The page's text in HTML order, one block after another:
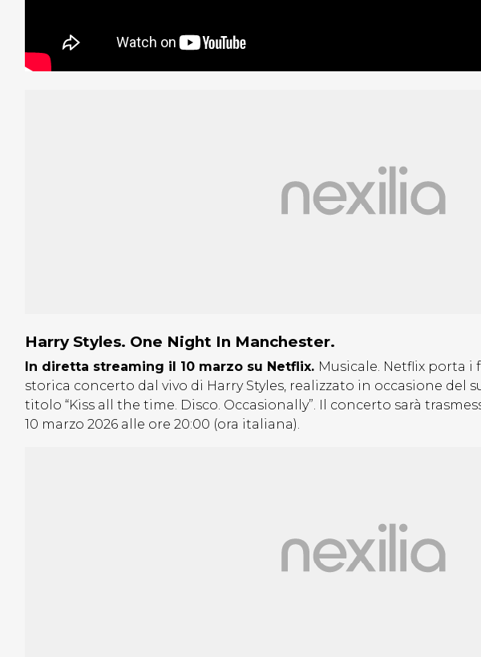
Harry Styles. One Night In Manchester.
In diretta streaming il 10 marzo su Netflix. Musicale. Netflix porta i
storica concerto dal vivo di Harry Styles, realizzato in occasione del
titolo “Kiss all the time. Disco. Occasionally”. Il concerto sarà
10 marzo 2026 alle ore 20:00 (ora italiana).